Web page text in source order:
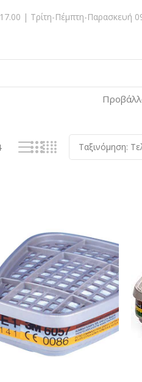
| Τρίτη-Πέμπτη-Παρασκευή